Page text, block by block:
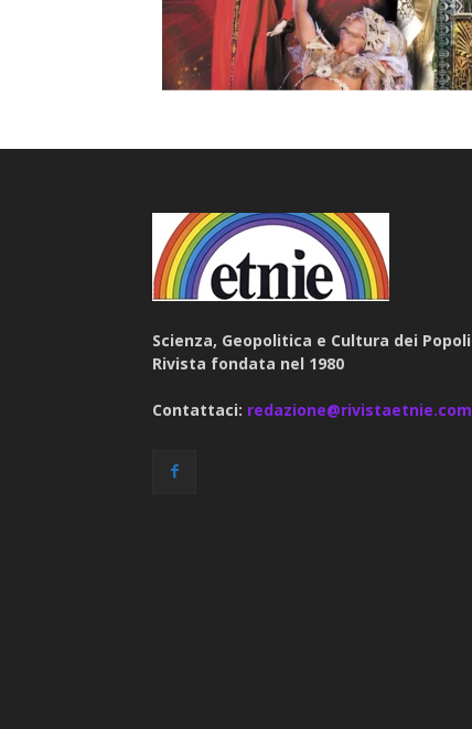
Scienza, Geopolitica e Cultura dei Popoli
Rivista fondata nel 1980
Contattaci: redazione@rivistaetnie.com